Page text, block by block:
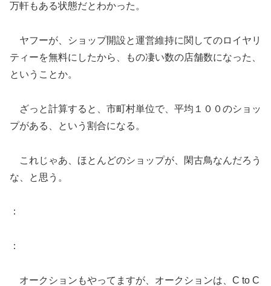
万軒もある状態だとわかった。
ヤフーが、ショップ開設と運営維持に関してのロイヤリ
ティーを無料にしたから、もの凄い数の店舗数になった、
ということか。
ざっと計算すると、市町村単位で、平均１００のショッ
プがある、という割合になる。
これじゃあ、ほとんどのショップが、閑古鳥なんだろう
な、と思う。
：
：
オークションもやってますが、オークションは、C to C